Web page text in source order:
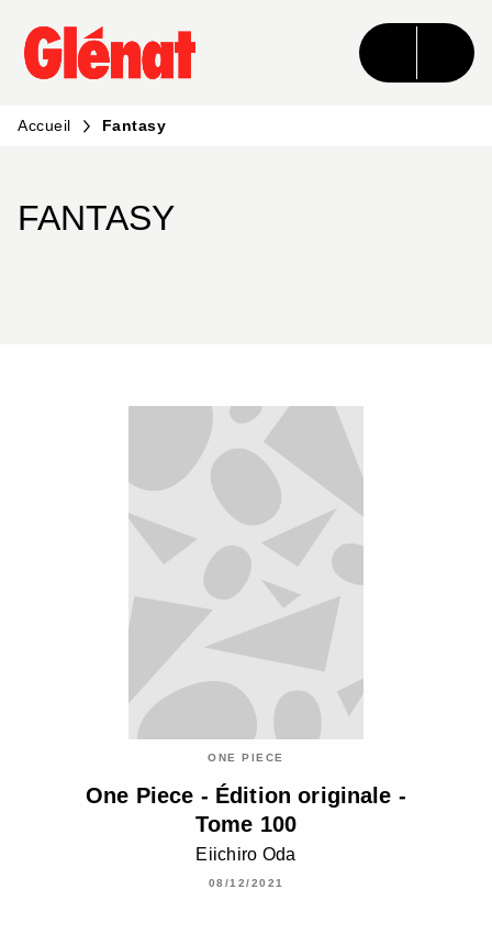
MENU RECHERCHE CONTENU
PIED DE PAGE
Accueil Fantasy
FANTASY
ONE PIECE
One Piece - Édition originale -
Tome 100
Eiichiro Oda
08/12/2021